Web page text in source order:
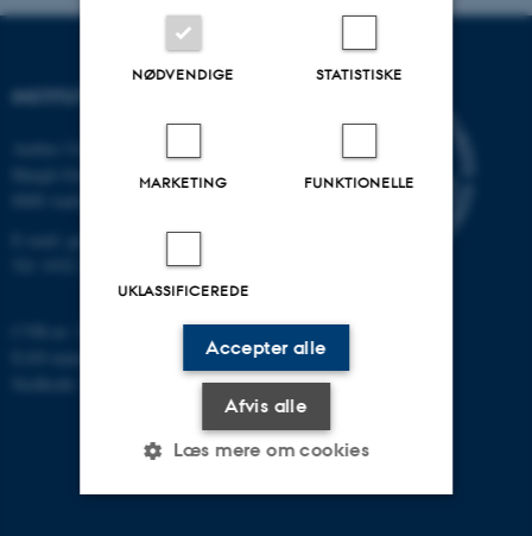
INSTITUT FOR GEOSCIENCE
Høegh-Guldbergs Gade 2
E-mail: geologi@au.dk
EAN-nummer: 5798000420014
NØDVENDIGE STATISTISKE
MARKETING FUNKTIONELLE
UKLASSIFICEREDE
Accepter alle
Afvis alle
Læs mere om cookies